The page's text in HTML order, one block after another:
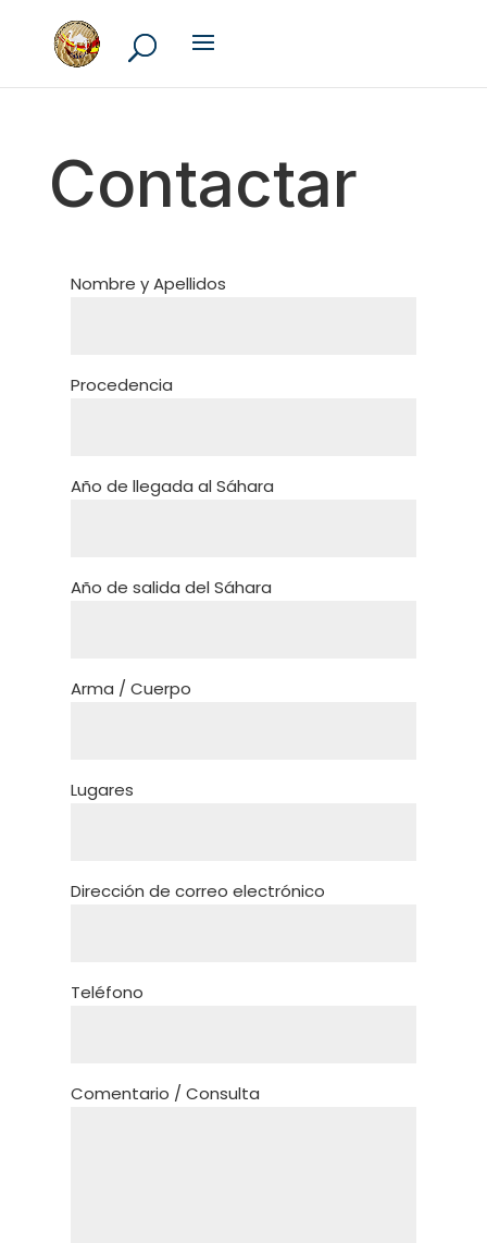
Contactar
Nombre y Apellidos
Procedencia
Año de llegada al Sáhara
Año de salida del Sáhara
Arma / Cuerpo
Lugares
Dirección de correo electrónico
Teléfono
Comentario / Consulta